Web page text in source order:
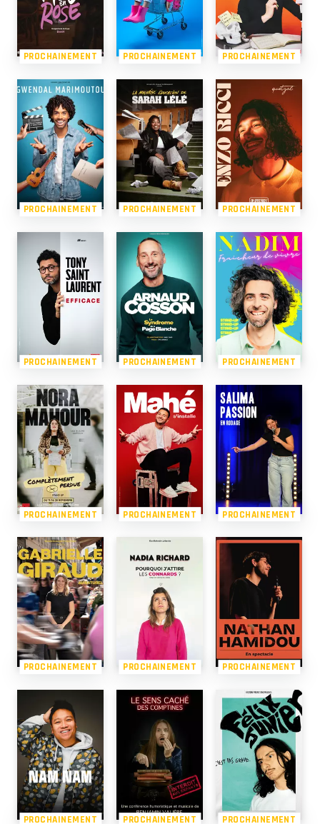
PROCHAINEMENT PROCHAINEMENT PROCHAINEMENT
PROCHAINEMENT PROCHAINEMENT PROCHAINEMENT
PROCHAINEMENT PROCHAINEMENT PROCHAINEMENT
PROCHAINEMENT PROCHAINEMENT PROCHAINEMENT
PROCHAINEMENT PROCHAINEMENT PROCHAINEMENT
PROCHAINEMENT PROCHAINEMENT PROCHAINEMENT